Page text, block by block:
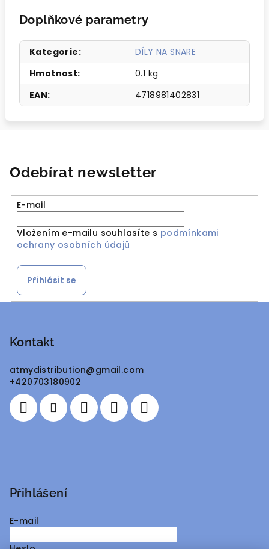
Doplňkové parametry
Kategorie:
DÍLY NA SNARE
Hmotnost:
0.1 kg
EAN: 4718981402831
Odebírat newsletter
E-mail
Vložením e-mailu souhlasíte s podmínkami
ochrany osobních údajů
Přihlásit se
Kontakt
atmydistribution@gmail.com
+420703180902
Přihlášení
E-mail